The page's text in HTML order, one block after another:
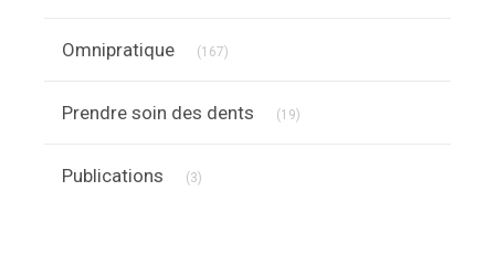
Omnipratique (167)
Prendre soin des dents (19)
Publications (3)